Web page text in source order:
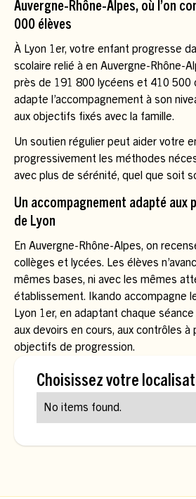
Auvergne-Rhône-Alpes, où l’on
000 élèves
À Lyon 1er, votre enfant progresse
scolaire relié à en Auvergne-Rhône-
près de 191 800 lycéens et 410 500
adapte l’accompagnement à son
aux objectifs fixés avec la famille.
Un soutien régulier peut aider votre
progressivement les méthodes
avec plus de sérénité, quel que soit
Un accompagnement adapté aux
de Lyon
En Auvergne-Rhône-Alpes, on
collèges et lycées. Les élèves
mêmes bases, ni avec les mêmes
établissement. Ikando accompagne
Lyon 1er, en adaptant chaque séance
aux devoirs en cours, aux contrôles à
objectifs de progression.
Choisissez votre
No items found.